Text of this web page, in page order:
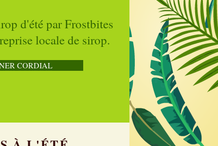
d'été par Frostbites
locale de sirop.
CORDIAL